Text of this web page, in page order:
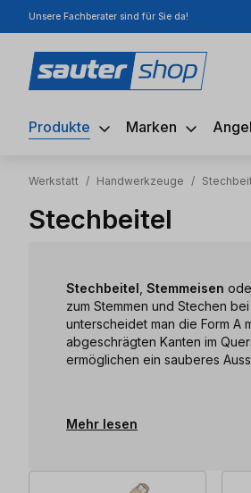
Hauptinhalt springen
Zur Suche springen
Zur Hauptnavigation springen
Unsere Fachberater sind für Sie da!
Produkte Marken
Werkstatt / Handwerkzeuge /
Stechbeitel
Stechbeitel Stemmeisen
zum Stemmen und Stechen
unterscheidet man die Form A
abgeschrägten Kanten im
ermöglichen ein sauberes
Mehr lesen